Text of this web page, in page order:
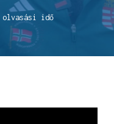
olvasási idő